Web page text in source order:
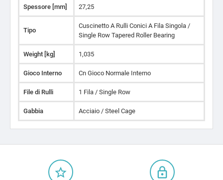
Spessore [mm] 27,25
Tipo
Cuscinetto A Rulli Conici A Fila Singola /
Single Row Tapered Roller Bearing
Weight [kg] 1,035
Gioco Interno Cn Gioco Normale Interno
File di Rulli 1 Fila / Single Row
Gabbia Acciaio / Steel Cage
star_border lock_outline